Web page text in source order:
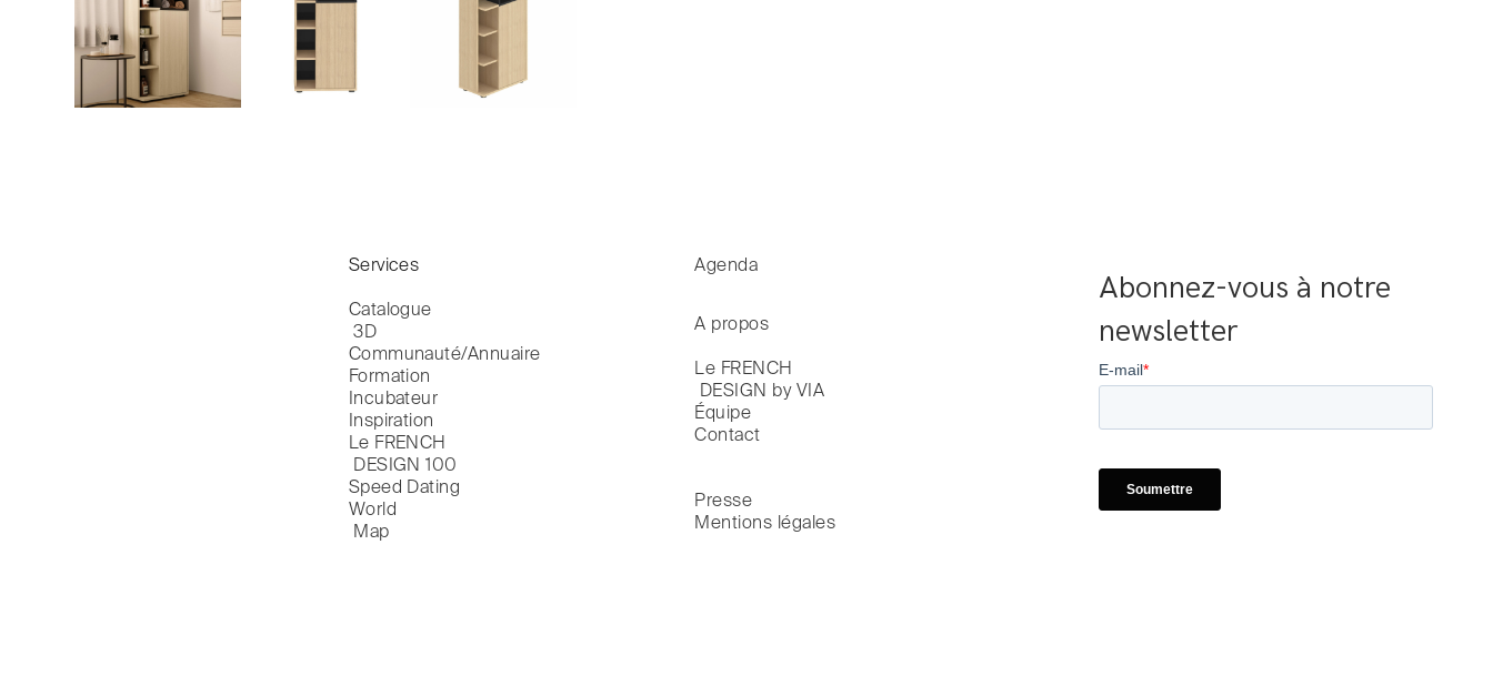
Abonnez-vous à notre
newsletter
Services
Catalogue
3D
Communauté/Annuaire
Formation
Incubateur
Inspiration
Le FRENCH
DESIGN 100
Speed Dating
World
Map
Agenda
A propos
Le FRENCH
DESIGN by VIA
Équipe
Contact
Presse
Mentions légales